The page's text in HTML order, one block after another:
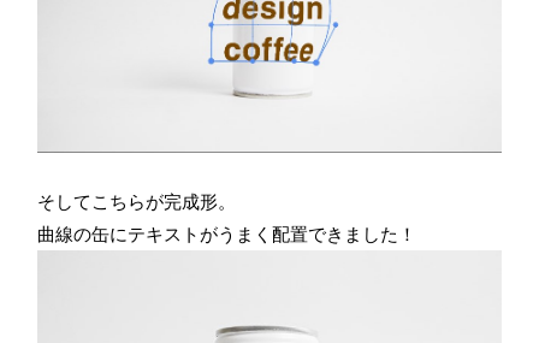
そしてこちらが完成形。
曲線の缶にテキストがうまく配置できました！